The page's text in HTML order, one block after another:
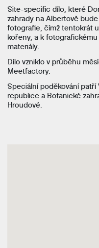
Site-specific dílo, které
zahrady na Albertově
fotografie, čímž tentokrát
kořeny, a k
materiály.
Dílo vzniklo v průběhu
Meetfactory.
Speciální poděkování patří
republice a Botanické
Hroudové.